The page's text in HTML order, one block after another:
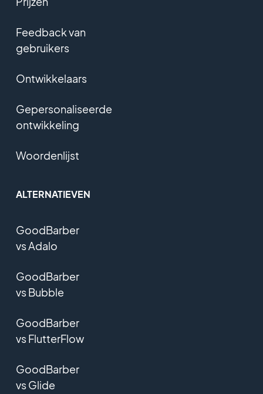
Feedback van
gebruikers
Ontwikkelaars
Gepersonaliseerde
ontwikkeling
Woordenlijst
ALTERNATIEVEN
GoodBarber
vs Adalo
GoodBarber
vs Bubble
GoodBarber
vs FlutterFlow
GoodBarber
vs Glide